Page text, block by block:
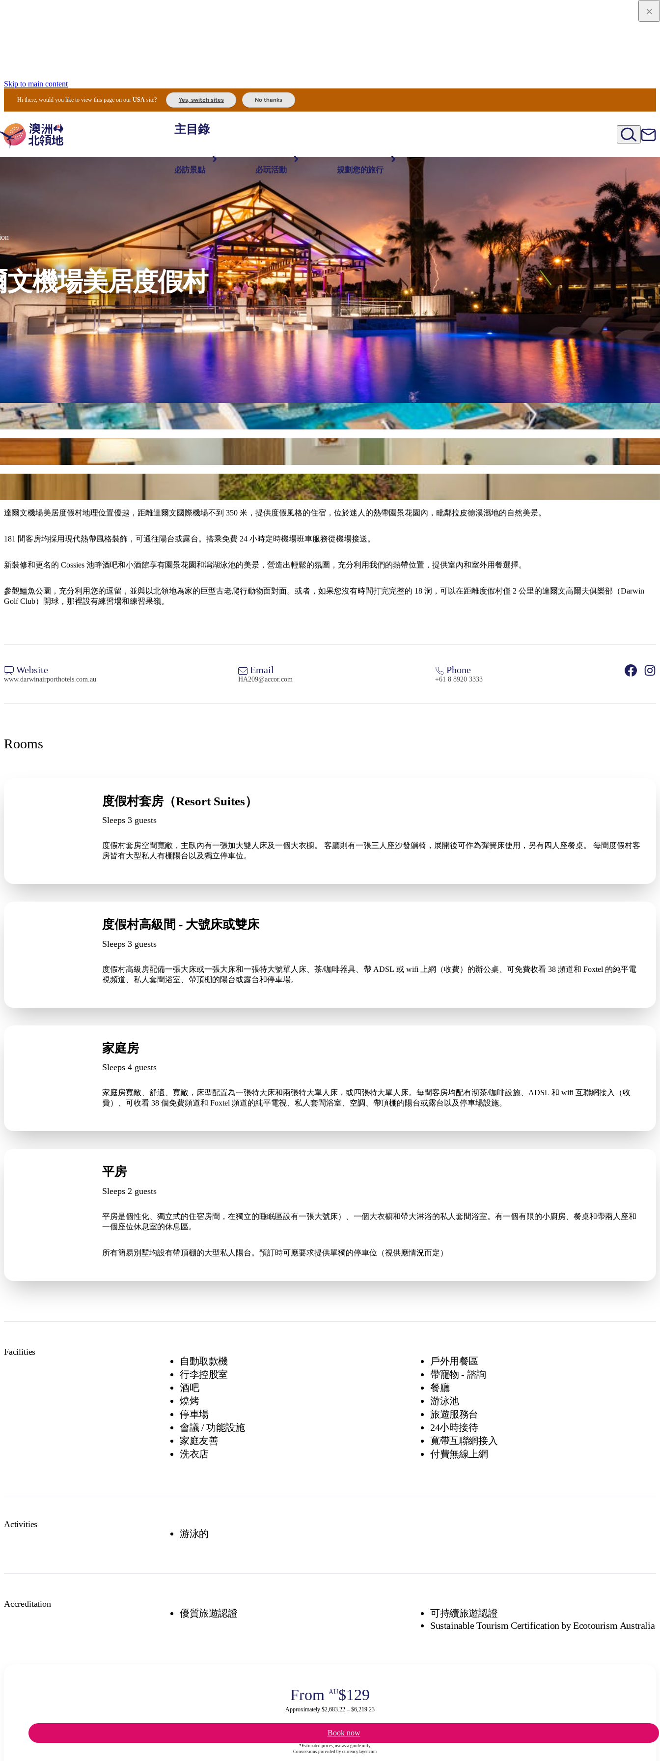
Skip to main content
Hi there, would you like to view this page on ourUSA site? Yes, switch sites No thanks
主目錄
必訪景點
最受歡迎目的地
必玩活動 規劃您的旅行
文機場美居度假村
達爾文機場美居度假村地理位置優越，距離達爾文國際機場不到 350 米，提供度假風格的住宿，位於迷人的熱帶園景花園內，毗鄰拉皮德溪濕地的自然美景。
181 間客房均採用現代熱帶風格裝飾，可通往陽台或露台。搭乘免費 24 小時定時機場班車服務從機場接送。
新裝修和更名的 Cossies 池畔酒吧和小酒館享有園景花園和潟湖泳池的美景，營造出輕鬆的氛圍，充分利用我們的熱帶位置，提供室內和室外用餐選擇。
參觀鱷魚公園，充分利用您的逗留，並與以北領地為家的巨型古老爬行動物面對面。或者，如果您沒有時間打完完整的 18 洞，可以在距離度假村僅 2 公里的達爾文高爾夫俱樂部（Darwin
Golf Club）開球，那裡設有練習場和練習果嶺。
Website
www.darwinairporthotels.com.au
Email
HA209@accor.com
Phone
+61 8 8920 3333
Rooms
度假村套房（Resort Suites）
Sleeps 3 guests
度假村套房空間寬敞，主臥內有一張加大雙人床及一個大衣櫥。 客廳則有一張三人座沙發躺椅，展開後可作為彈簧床使用，另有四人座餐桌。 每間度假村客
房皆有大型私人有棚陽台以及獨立停車位。
度假村高級間 - 大號床或雙床
Sleeps 3 guests
度假村高級房配備一張大床或一張大床和一張特大號單人床、茶/咖啡器具、帶 ADSL 或 wifi 上網（收費）的辦公桌、可免費收看 38 頻道和 Foxtel 的純平電
視頻道、私人套間浴室、帶頂棚的陽台或露台和停車場。
家庭房
Sleeps 4 guests
家庭房寬敞、舒適、寬敞，床型配置為一張特大床和兩張特大單人床，或四張特大單人床。每間客房均配有沏茶/咖啡設施、ADSL 和 wifi 互聯網接入（收
費）、可收看 38 個免費頻道和 Foxtel 頻道的純平電視、私人套間浴室、空調、帶頂棚的陽台或露台以及停車場設施。
平房
Sleeps 2 guests
平房是個性化、獨立式的住宿房間，在獨立的睡眠區設有一張大號床）、一個大衣櫥和帶大淋浴的私人套間浴室。有一個有限的小廚房、餐桌和帶兩人座和
一個座位休息室的休息區。
所有簡易別墅均設有帶頂棚的大型私人陽台。預訂時可應要求提供單獨的停車位（視供應情況而定）
Facilities
自動取款機
行李控股室
酒吧
燒烤
停車場
會議 / 功能設施
家庭友善
洗衣店
戶外用餐區
帶寵物 - 諮詢
餐廳
游泳池
旅遊服務台
24小時接待
寬帶互聯網接入
付費無線上網
Activities
游泳的
Accreditation
優質旅遊認證
可持續旅遊認證
Sustainable Tourism Certification by Ecotourism Australia
From AU$129
Approximately $2,683.22 – $6,219.23
Book now
*Estimated prices, use as a guide only.
Conversions provided by currencylayer.com